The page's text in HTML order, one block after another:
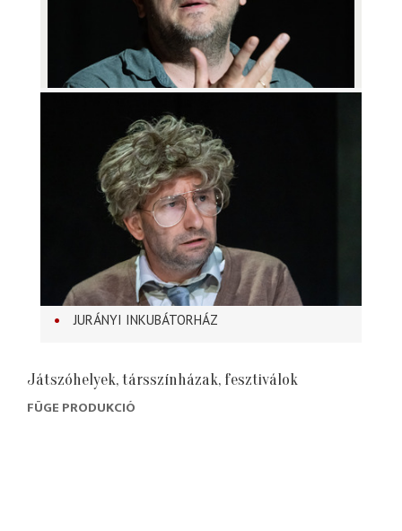
JURÁNYI INKUBÁTORHÁZ
Játszóhelyek, társszínházak, fesztiválok
FÜGE PRODUKCIÓ